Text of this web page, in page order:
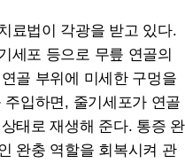
료법이 각광을 받고 있다.
세포 등으로 무릎 연골의
골 부위에 미세한 구멍을
입하면, 줄기세포가 연골
태로 재생해 준다. 통증 완
완충 역할을 회복시켜 관